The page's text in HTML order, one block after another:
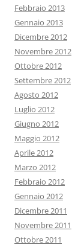
Febbraio 2013
Gennaio 2013
Dicembre 2012
Novembre 2012
Ottobre 2012
Settembre 2012
Agosto 2012
Luglio 2012
Giugno 2012
Maggio 2012
Aprile 2012
Marzo 2012
Febbraio 2012
Gennaio 2012
Dicembre 2011
Novembre 2011
Ottobre 2011